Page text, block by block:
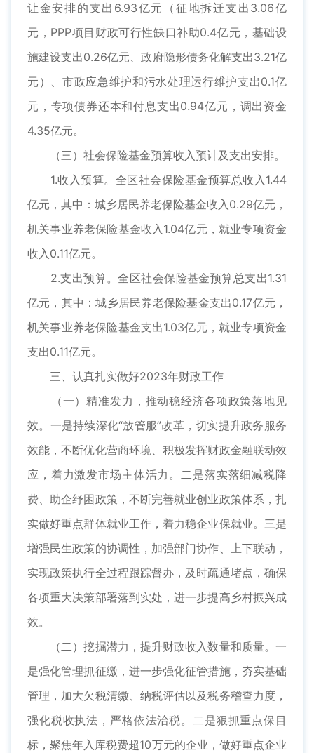
让金安排的支出6.93亿元（征地拆迁支出3.06亿
元，PPP项目财政可行性缺口补助0.4亿元，基础设
施建设支出0.26亿元、政府隐形债务化解支出3.21亿
元）、市政应急维护和污水处理运行维护支出0.1亿
元，专项债券还本和付息支出0.94亿元，调出资金
4.35亿元。
（三）社会保险基金预算收入预计及支出安排。
1.收入预算。全区社会保险基金预算总收入1.44
亿元，其中：城乡居民养老保险基金收入0.29亿元，
机关事业养老保险基金收入1.04亿元，就业专项资金
收入0.11亿元。
2.支出预算。全区社会保险基金预算总支出1.31
亿元，其中：城乡居民养老保险基金支出0.17亿元，
机关事业养老保险基金支出1.03亿元，就业专项资金
支出0.11亿元。
三、认真扎实做好2023年财政工作
（一）精准发力，推动稳经济各项政策落地见
效。一是持续深化“放管服”改革，切实提升政务服务
效能，不断优化营商环境、积极发挥财政金融联动效
应，着力激发市场主体活力。二是落实落细减税降
费、助企纾困政策，不断完善就业创业政策体系，扎
实做好重点群体就业工作，着力稳企业保就业。三是
增强民生政策的协调性，加强部门协作、上下联动，
实现政策执行全过程跟踪督办，及时疏通堵点，确保
各项重大决策部署落到实处，进一步提高乡村振兴成
效。
（二）挖掘潜力，提升财政收入数量和质量。一
是强化管理抓征缴，进一步强化征管措施，夯实基础
管理，加大欠税清缴、纳税评估以及税务稽查力度，
强化税收执法，严格依法治税。二是狠抓重点保目
标，聚焦年入库税费超10万元的企业，做好重点企业